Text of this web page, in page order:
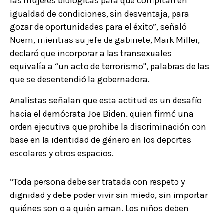
igualdad de condiciones, sin desventaja, para
gozar de oportunidades para el éxito”, señaló
Noem, mientras su jefe de gabinete, Mark Miller,
declaró que incorporar a las transexuales
equivalía a “un acto de terrorismo", palabras de las
que se desentendió la gobernadora.
Analistas señalan que esta actitud es un desafío
hacia el demócrata Joe Biden, quien firmó una
orden ejecutiva que prohíbe la discriminación con
base en la identidad de género en los deportes
escolares y otros espacios.
“Toda persona debe ser tratada con respeto y
dignidad y debe poder vivir sin miedo, sin importar
quiénes son o a quién aman. Los niños deben